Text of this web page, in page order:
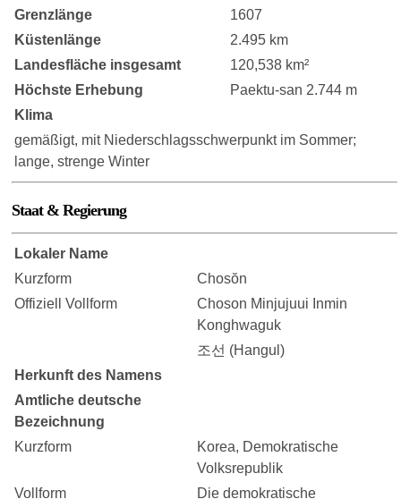
Grenzlänge
1607
Küstenlänge
2.495 km
Landesfläche insgesamt
120,538 km²
Höchste Erhebung
Paektu-san 2.744 m
Klima
gemäßigt, mit Niederschlagsschwerpunkt im Sommer;
lange, strenge Winter
Staat & Regierung
Lokaler Name
Kurzform
Chosŏn
Offiziell Vollform
Choson Minjujuui Inmin
Konghwaguk
조선 (Hangul)
Herkunft des Namens
Amtliche deutsche
Bezeichnung
Kurzform
Korea, Demokratische
Volksrepublik
Vollform
Die demokratische